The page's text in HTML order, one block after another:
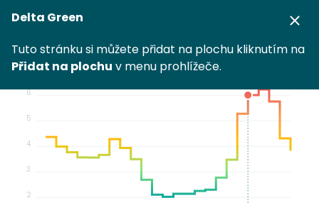
Delta Green
Tuto stránku si můžete přidat na plochu kliknutím na
Přidat na plochu v menu prohlížeče.
Kč/kWh
2
3
4
5
6